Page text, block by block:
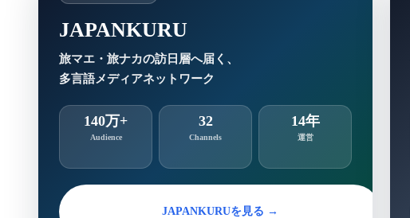
JAPANKURU
旅マエ・旅ナカの訪日層へ届く、
多言語メディアネットワーク
140万+
Audience
32
Channels
14年
運営
JAPANKURUを見る →